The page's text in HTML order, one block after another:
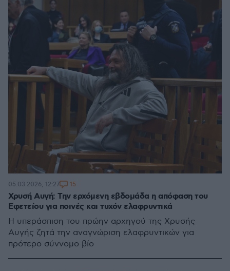
Χρυσή Αυγή: Την ερχόμενη εβδομάδα η απόφαση του
Εφετείου για ποινές και τυχόν ελαφρυντικά
Η υπεράσπιση του πρώην αρχηγού της Χρυσής
Αυγής ζητά την αναγνώριση ελαφρυντικών για
πρότερο σύννομο βίο
05.03.2026, 12:27 15